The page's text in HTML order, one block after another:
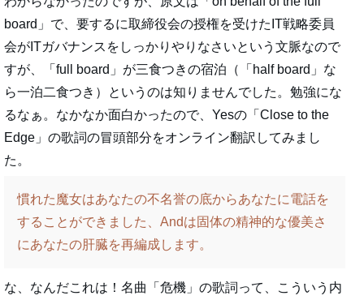
board」で、要するに取締役会の授権を受けたIT戦略委員
会がITガバナンスをしっかりやりなさいという文脈なので
すが、「full board」が三食つきの宿泊（「half board」な
ら一泊二食つき）というのは知りませんでした。勉強にな
るなぁ。なかなか面白かったので、Yesの「Close to the
Edge」の歌詞の冒頭部分をオンライン翻訳してみまし
た。
慣れた魔女はあなたの不名誉の底からあなたに電話を
することができました、Andは固体の精神的な優美さ
にあなたの肝臓を再編成します。
な、なんだこれは！名曲「危機」の歌詞って、こういう内